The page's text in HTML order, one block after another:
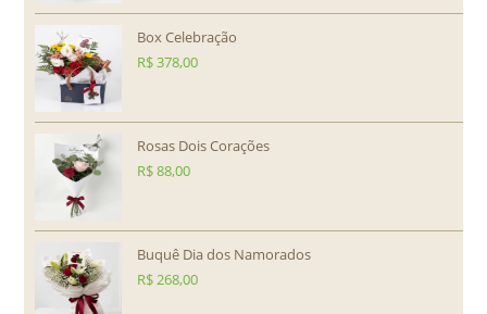
Box Celebração
R$378,00
Rosas Dois Corações
R$88,00
Buquê Dia dos Namorados
R$268,00